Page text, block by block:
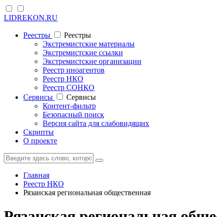
LIDREKON.RU
Реестры
Реестры
Экстремистские материалы
Экстремистские ссылки
Экстремистские организации
Реестр иноагентов
Реестр НКО
Реестр СОНКО
Cервисы
Cервисы
Контент-фильтр
Безопасный поиск
Версия сайта для слабовидящих
Скрипты
О проекте
Главная
Реестр НКО
Рязанская региональная общественная